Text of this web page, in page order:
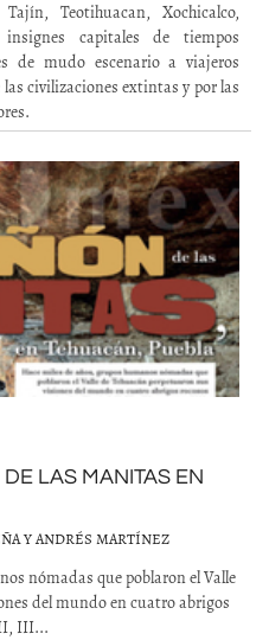
Teotihuacan, Xochicalco,
capitales de tiempos
de mudo escenario a viajeros
civilizaciones extintas y por las
LAS MANITAS EN
Y ANDRÉS MARTÍNEZ
nómadas que poblaron el Valle
del mundo en cuatro abrigos
III...